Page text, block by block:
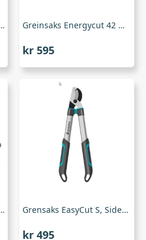
Gardena Greinsaks Energycut 42 mm sideskjær 12021-20, Gardena
kr 595
298, Gardena Grensaks EasyCut S, Sideskjær, Gardena
kr 495